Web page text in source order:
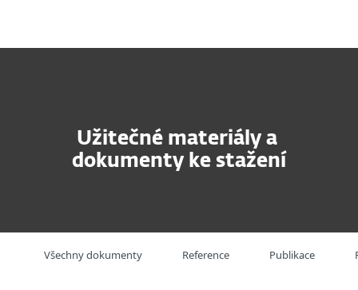
Užitečné materiály a
dokumenty ke stažení
Všechny dokumenty Reference Publikace